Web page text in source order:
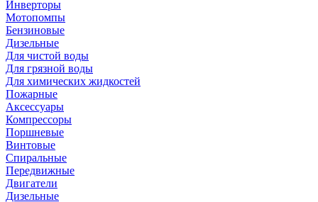
Инверторы
Мотопомпы
Бензиновые
Дизельные
Для чистой воды
Для грязной воды
Для химических жидкостей
Пожарные
Аксессуары
Компрессоры
Поршневые
Винтовые
Спиральные
Передвижные
Двигатели
Дизельные